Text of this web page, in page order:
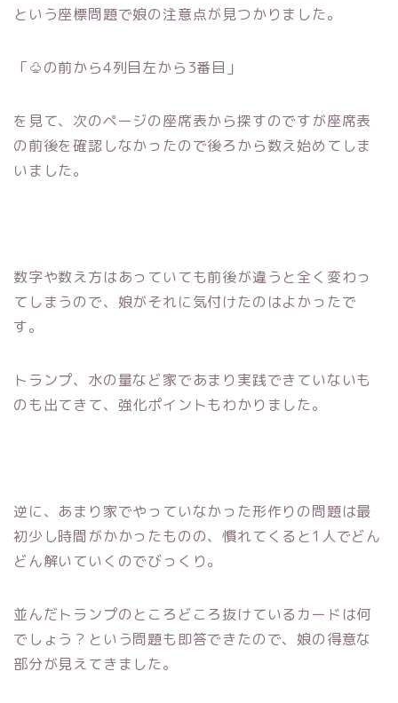
という座標問題で娘の注意点が見つかりました。
「♧の前から4列目左から3番目」
を見て、次のページの座席表から探すのですが座席表
の前後を確認しなかったので後ろから数え始めてしま
いました。
数字や数え方はあっていても前後が違うと全く変わっ
てしまうので、娘がそれに気付けたのはよかったで
す。
トランプ、水の量など家であまり実践できていないも
のも出てきて、強化ポイントもわかりました。
逆に、あまり家でやっていなかった形作りの問題は最
初少し時間がかかったものの、慣れてくると1人でどん
どん解いていくのでびっくり。
並んだトランプのところどころ抜けているカードは何
でしょう？という問題も即答できたので、娘の得意な
部分が見えてきました。